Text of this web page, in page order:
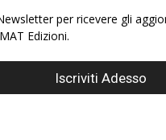
per ricevere gli
Edizioni.